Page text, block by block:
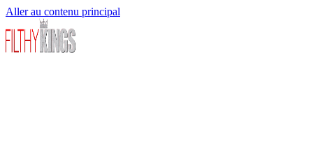
Aller au contenu principal